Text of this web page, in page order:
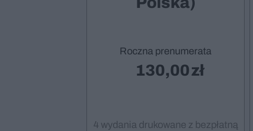
Roczna prenumerata
130,00
4 wydania drukowane z bezpłatną